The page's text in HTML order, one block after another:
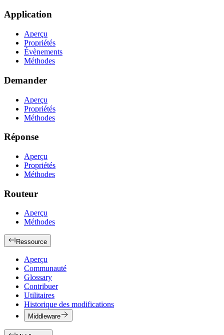
Application
Aperçu
Propriétés
Évènements
Méthodes
Demander
Aperçu
Propriétés
Méthodes
Réponse
Aperçu
Propriétés
Méthodes
Routeur
Aperçu
Méthodes
Ressource
Aperçu
Communauté
Glossary
Contribuer
Utilitaires
Historique des modifications
Middleware